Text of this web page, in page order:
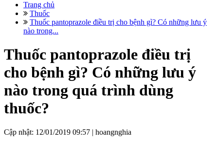
Trang chủ
Thuốc
Thuốc pantoprazole điều trị cho bệnh gì? Có những lưu ý
nào trong...
Thuốc pantoprazole điều trị
cho bệnh gì? Có những lưu ý
nào trong quá trình dùng
thuốc?
Cập nhật: 12/01/2019 09:57 | hoangnghia